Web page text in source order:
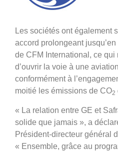
Les sociétés ont également
accord prolongeant
de CFM International, ce qui
d’ouvrir la voie à une
conformément à
moitié les émissions de CO2
« La relation entre GE et
solide que jamais », a
Président-directeur général
« Ensemble, grâce au